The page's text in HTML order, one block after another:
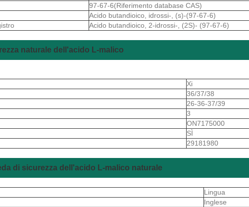
97-67-6(Riferimento database CAS)
Acido butandioico, idrossi-, (s)-(97-67-6)
Acido butandioico, 2-idrossi-, (2S)- (97-67-6)
naturale dell'acido L-malico
Xi
36/37/38
26-36-37/39
3
ON7175000
SÌ
29181980
di sicurezza dell'acido L-malico naturale
Lingua
Inglese